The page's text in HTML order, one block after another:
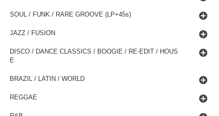
SOUL / FUNK / RARE GROOVE (LP+45s)
JAZZ / FUSION
DISCO / DANCE CLASSICS / BOOGIE / RE-EDIT / HOUS
E
BRAZIL / LATIN / WORLD
REGGAE